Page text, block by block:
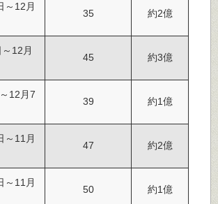
～12月
35 約2億
12月
45 約3億
12月7
39 約1億
～11月
47 約2億
～11月
50 約1億